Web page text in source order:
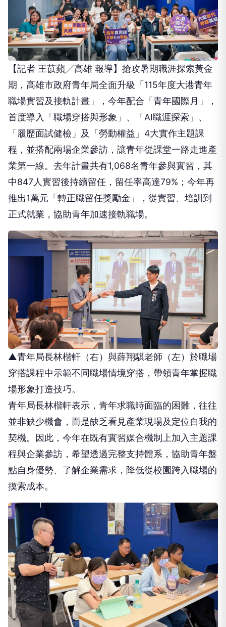
【記者 王苡蘋╱高雄 報導】搶攻暑期職涯探索黃金
期，高雄市政府青年局全面升級「115年度大港青年
職場實習及接軌計畫」，今年配合「青年國際月」，
首度導入「職場穿搭與形象」、「AI職涯探索」、
「履歷面試健檢」及「勞動權益」4大實作主題課
程，並搭配兩場企業參訪，讓青年從課堂一路走進產
業第一線。去年計畫共有1,068名青年參與實習，其
中847人實習後持續留任，留任率高達79%；今年再
推出1萬元「轉正職留任獎勵金」，從實習、培訓到
正式就業，協助青年加速接軌職場。
▲青年局長林楷軒（右）與薛翔騏老師（左）於職場
穿搭課程中示範不同職場情境穿搭，帶領青年掌握職
場形象打造技巧。
青年局長林楷軒表示，青年求職時面臨的困難，往往
並非缺少機會，而是缺乏看見產業現場及定位自我的
契機。因此，今年在既有實習媒合機制上加入主題課
程與企業參訪，希望透過完整支持體系，協助青年盤
點自身優勢、了解企業需求，降低從校園跨入職場的
摸索成本。